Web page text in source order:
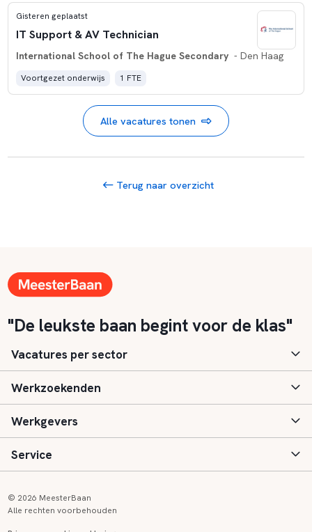
Gisteren geplaatst
IT Support & AV Technician
International School of The Hague Secondary - Den Haag
Voortgezet onderwijs 1 FTE
Alle vacatures tonen
Terug naar overzicht
"De leukste baan begint voor de klas"
Vacatures per sector
Basisonderwijs
Speciaal (basis) onderwijs
Voortgezet onderwijs
Werkzoekenden
Aanmelden
Vacatures
Werkgevers
Inloggen
Service
© 2026 MeesterBaan
Alle rechten voorbehouden